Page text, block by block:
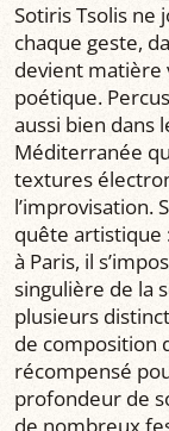
Sotiris Tsolis ne
chaque geste,
devient matière
poétique.
aussi bien dans
Méditerranée
textures
l’improvisation.
quête artistique
à Paris, il
singulière de la
plusieurs
de composition
récompensé
profondeur de